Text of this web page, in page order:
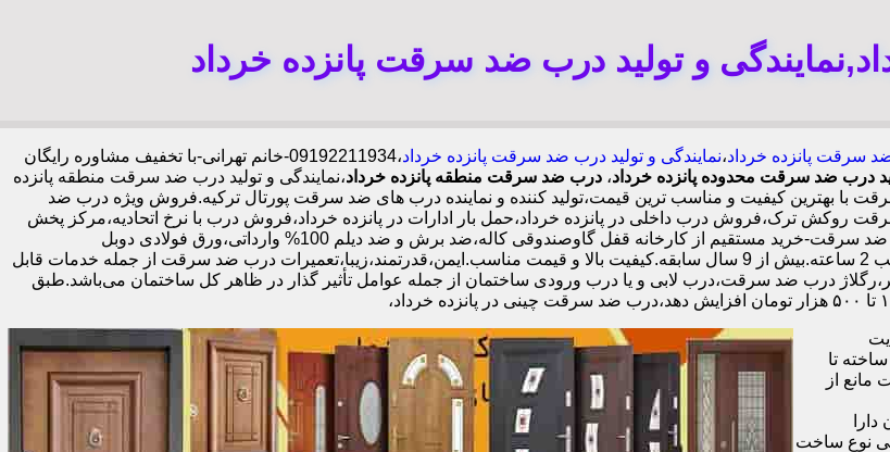
و تولید درب ضد سرقت پانزده خرداد
سرقت پانزده خرداد،نمایندگی و تولید درب ضد سرقت پانزده خرداد
،09192211934-خانم تهرانی-با تخفیف مشاوره رایگان
درب ضد سرقت محدوده پانزده خرداد، درب ضد سرقت منطقه پانزده خرداد،نمایندگی و تولید درب ضد سرقت منطقه پانزده
بهترین کیفیت و مناسب ترین قیمت،تولید کننده و نماینده درب های ضد سرقت پورتال ترکیه.فروش ویژه درب ضد
ترک،فروش درب داخلی در پانزده خرداد،حمل بار ادارات در پانزده خرداد،فروش درب با نرخ اتحادیه،مرکز پخش
درب ضد سرقت در پانزده خرداد،فروش درب لابی در پانزده خرداد،ایمن ترین درب ضد سرقت-خرید مستقیم از کارخانه قفل گاوصندوقی کاله،ضد برش و ضد دیلم 100% وارداتی،ورق فولادی دوبل
چهارطرفه،عایق حرارت و صوت،اکیپ نصاب حرفه ای با گارانتی نصب 2 ساله،نصب 2 ساعته.بیش از 9 سال سابقه.کیفیت بالا و قیمت مناسب.ایمن،قدرتمند،زیبا،تعمیرات درب ضد سرقت از جمله خدمات قابل
درب ضد سرقت،درب لابی و یا درب ورودی ساختمان از جمله عوامل تأثیر گذار در ظاهر کل ساختمان می‌باشد.طبق
تا
مانع از
نوع ساخت